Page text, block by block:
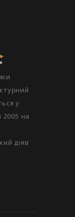
у
2005 на
діяв